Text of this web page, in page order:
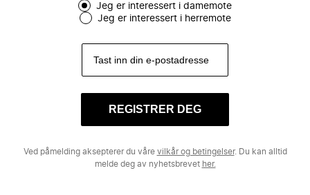
Jeg er interessert i damemote
Jeg er interessert i herremote
REGISTRER DEG
Ved påmelding aksepterer du våre vilkår og betingelser. Du kan alltid
melde deg av nyhetsbrevet her.